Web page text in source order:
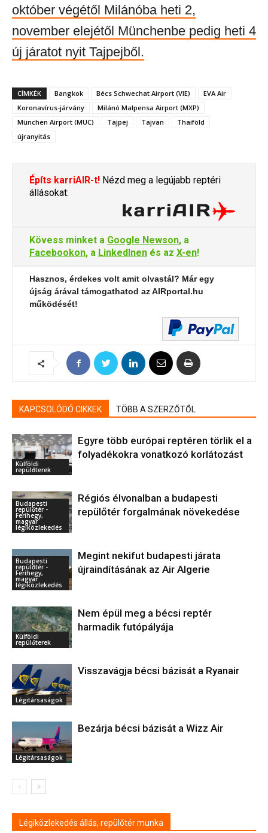
október végétől Milánóba heti 2,
november elejétől Münchenbe pedig heti 4
új járatot nyit Tajpejből.
CÍMKÉK Bangkok Bécs Schwechat Airport (VIE)
EVA Air
Koronavírus-járvány
Milánó Malpensa Airport (MXP)
München Airport (MUC)
Tajpej Tajvan
Thaiföld
újranyitás
Építs karriAIR-t! Nézd meg a legújabb reptéri
állásokat:
Kövess minket a Google Newson, a
Facebookon, a LinkedInen és az X-en!
Hasznos, érdekes volt amit olvastál? Már egy
újság árával támogathatod az AIRportal.hu
működését!
KAPCSOLÓDÓ CIKKEK TÖBB A SZERZŐTŐL
Külföldi
repülőterek
Egyre több európai reptéren törlik el a
folyadékokra vonatkozó korlátozást
Budapesti
repülőtér -
Ferihegy,
magyar
légiközlekedés
Régiós élvonalban a budapesti
repülőtér forgalmának növekedése
Budapesti
repülőtér -
Ferihegy,
magyar
légiközlekedés
Megint nekifut budapesti járata
újraindításának az Air Algerie
Külföldi
repülőterek
Nem épül meg a bécsi reptér
harmadik futópályája
Légitársaságok
Visszavágja bécsi bázisát a Ryanair
Légitársaságok
Bezárja bécsi bázisát a Wizz Air
Légiközlekedés állás, repülőtér munka